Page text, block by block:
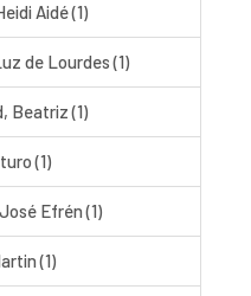
Aidé (1)
de Lourdes (1)
Beatriz (1)
(1)
Efrén (1)
(1)